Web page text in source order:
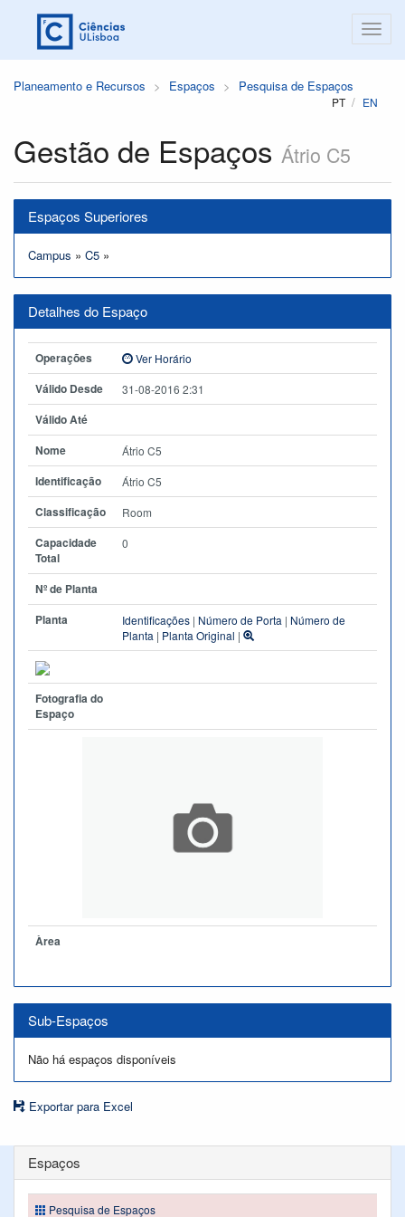
Planeamento e Recursos Espaços Pesquisa de Espaços
PT EN
Gestão de Espaços Átrio C5
Espaços Superiores
Campus » C5 »
Detalhes do Espaço
Operações Ver Horário
Válido Desde 31-08-2016 2:31
Válido Até
Nome
Átrio C5
Identificação Átrio C5
Classificação Room
Capacidade
Total
0
Nº de Planta
Planta
Identificações | Número de Porta | Número de
Planta | Planta Original |
Fotografia do
Espaço
Àrea
Sub-Espaços
Não há espaços disponíveis
Exportar para Excel
Espaços
Pesquisa de Espaços